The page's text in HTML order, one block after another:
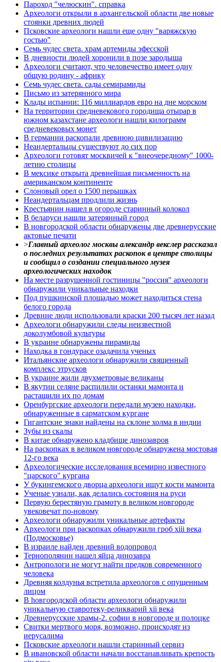
Пароход "челюскин". справка
Археологи открыли в архангельской области две новые
стоянки древних людей
Псковские археологи нашли еще одну "варяжскую
гостью"
Семь чудес света. храм артемиды эфесской
В дневности людей хоронили в позе зародыша
Археологи считают, что человечество имеет одну
общую родину - африку
Семь чудес света. сады семирамиды
Письмо из затерянного мира
Клады испании: 116 миллиардов евро на дне морском
На территории средневекового городища отырар в
южном казахстане археологи нашли килограмм
средневековых монет
В германии раскопали древнюю цивилизацию
Неандертальцы существуют до сих пор
Археологи готовят москвичей к "внеочередному" 1000-
летию столицы
В мексике открыта древнейшая письменность на
американском континенте
Слоновый орел о 1500 перышках
Неандертальцам продлили жизнь
Крестьянин нашел в огороде старинный колокол
В беларуси нашли затерянный город
В новгородской области обнаружены две древнерусские
актовые печати
>Главный археолог москвы александр векслер рассказал
о последних результатах раскопок в центре столицы
и сообщил о создании специального музея
археологических находок
На месте разрушенной гостиницы "россия" археологи
обнаружили уникальные находки
Под пушкинской площадью может находиться стена
белого города
Древние люди использовали краски 200 тысяч лет назад
Археологи обнаружили следы неизвестной
доколумбовой культуры
В украине обнаружены пирамиды
Находка в гондурасе озадачила ученых
Итальянские археологи обнаружили священный
комплекс этрусков
В украине жили двухметровые великаны
В якутии селяне распилили останки мамонта и
растащили их по домам
Оренбургские археологи передали музею находки,
обнаруженные в сарматском кургане
Гигантские знаки найдены на склоне холма в индии
Зубы из скалы
В китае обнаружено кладбище динозавров
На раскопках в великом новгороде обнаружена мостовая
12-го века
Археологические исследования всемирно известного
"царского" кургана
У букингемского дворца археологи ищут кости мамонта
Ученые узнали, как делались состояния на руси
Первую берестяную грамоту в великом новгороде
увековечат по-новому
Археологи обнаружили уникальные артефакты
Археологи при раскопках обнаружили гроб xiii века
(Подмосковье)
В израиле найден древний водопровод
Тернополянин нашел яйца динозавра
Антропологи не могут найти предков современного
человека
Древняя колдунья встретила археологов с опущенным
лицом
В hовгородской области археологи обнаружили
уникальную ставротеку-реликварий xii века
Древнерусские храмы-2. софии в новгороде и полоцке
Свитки мертвого моря, возможно, происходят из
иерусалима
Псковские археологи нашли старинный сервиз
В ивановской области начали восстанавливать крепость